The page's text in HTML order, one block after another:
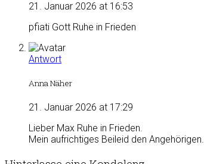
21. Januar 2026 at 16:53
pfiati Gott Ruhe in Frieden
Antwort
Anna Näher
21. Januar 2026 at 17:29
Lieber Max Ruhe in Frieden.
Mein aufrichtiges Beileid den Angehörigen.